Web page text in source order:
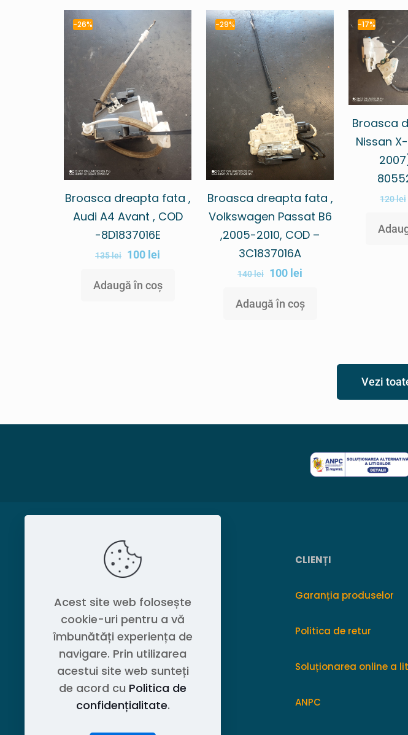
-26%
Broasca dreapta fata ,
Audi A4 Avant , COD
-8D1837016E
135lei 100 lei
Adaugă în coș
-29%
Broasca dreapta fata ,
Volkswagen Passat B6
,2005-2010, COD –
3C1837016A
140lei 100 lei
Adaugă în coș
-17%
Broasca
Nissan
120lei
Vezi
Politica de confidențialitate
Contact OEM LOGISTIC DPG
CLIENȚI
Garanția produselor
Politica de retur
Soluționarea online a
ANPC
Acest site web folosește
cookie-uri pentru a vă
îmbunătăți experiența de
navigare. Prin utilizarea
acestui site web sunteți
de acord cu Politica de
confidențialitate.